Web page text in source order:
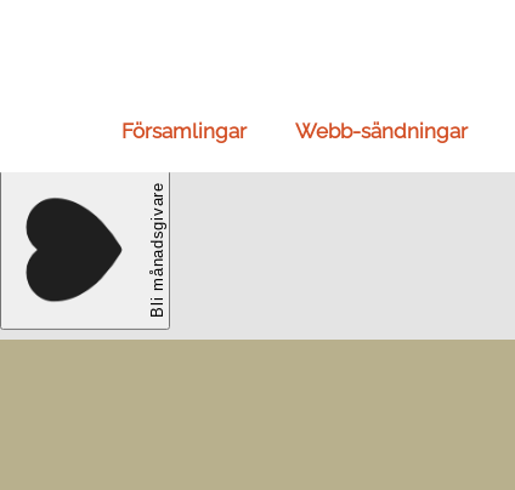
Församlingar Webb-sändningar